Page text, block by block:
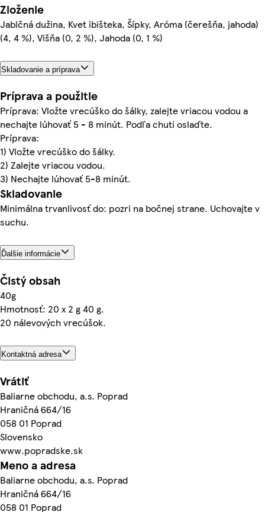
Zloženie
Jablčná dužina, Kvet ibišteka, Šípky, Aróma (čerešňa, jahoda)
(4, 4 %), Višňa (0, 2 %), Jahoda (0, 1 %)
Skladovanie a príprava
Príprava a použitie
Príprava: Vložte vrecúško do šálky, zalejte vriacou vodou a
nechajte lúhovať 5 - 8 minút. Podľa chuti oslaďte.
Príprava:
1) Vložte vrecúško do šálky.
2) Zalejte vriacou vodou.
3) Nechajte lúhovať 5-8 minút.
Skladovanie
Minimálna trvanlivosť do: pozri na bočnej strane. Uchovajte v
suchu.
Ďalšie informácie
Čistý obsah
40g
Hmotnosť: 20 x 2 g 40 g.
20 nálevových vrecúšok.
Kontaktná adresa
Vrátiť
Baliarne obchodu, a.s. Poprad
Hraničná 664/16
058 01 Poprad
Slovensko
www.popradske.sk
Meno a adresa
Baliarne obchodu, a.s. Poprad
Hraničná 664/16
058 01 Poprad